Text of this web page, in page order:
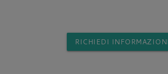
RICHIEDI INFORMAZIONI